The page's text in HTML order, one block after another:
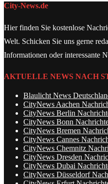
City-News.de
Hier finden Sie kostenlose
Welt. Schicken Sie uns gerne
Informationen oder interessante
AKTUELLE NEWS NACH
Blaulicht News
CityNews Aachen
CityNews Berlin
CityNews Bonn
CityNews Bremen
CityNews Cannes
CityNews Chemnitz
CityNews Dresden
CityNews Dubai
CityNews Düsseldorf